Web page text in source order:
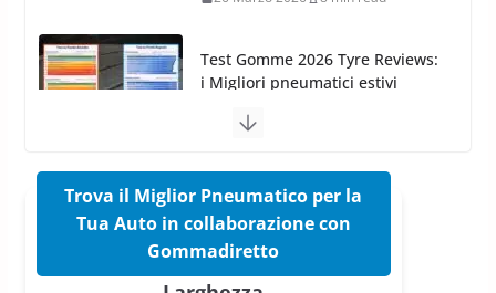
Pirelli Cinturato 2026: due
confermano il salto tecnico del
Pirelli P Zero Trofeo RS: per
Tyre Reviews è la gomma semi-
Trova il Miglior Pneumatico per la
Tua Auto in collaborazione con
Gommadiretto